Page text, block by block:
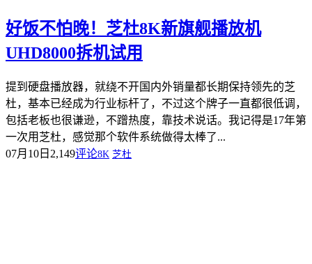
好饭不怕晚！芝杜8K新旗舰播放机
UHD8000拆机试用
提到硬盘播放器，就绕不开国内外销量都长期保持领先的芝
杜，基本已经成为行业标杆了，不过这个牌子一直都很低调，
包括老板也很谦逊，不蹭热度，靠技术说话。我记得是17年第
一次用芝杜，感觉那个软件系统做得太棒了...
07月10日 2,149评论8K 芝杜